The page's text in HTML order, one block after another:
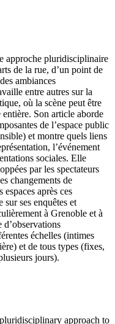
approche pluridisciplinaire
de la rue, d’un point de
ambiances
entre autres sur la
où la scène peut être
Son article aborde
de l’espace public
et montre quels liens
l’événement
sociales. Elle
par les spectateurs
changements de
après ces
sur ses enquêtes et
à Grenoble et à
d’observations
échelles (intimes
et de tous types (fixes,
jours).
approach to